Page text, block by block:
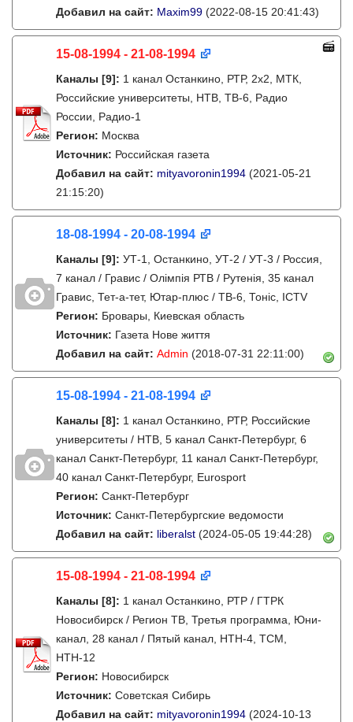
Добавил на сайт: Maxim99 (2022-08-15 20:41:43)
15-08-1994 - 21-08-1994
Каналы [9]: 1 канал Останкино, РТР, 2х2, МТК,
Российские университеты, НТВ, ТВ-6, Радио
России, Радио-1
Регион: Москва
Источник: Российская газета
Добавил на сайт: mityavoronin1994 (2021-05-21
21:15:20)
18-08-1994 - 20-08-1994
Каналы [9]: УТ-1, Останкино, УТ-2 / УТ-3 / Россия,
7 канал / Гравис / Олімпія РТВ / Рутенія, 35 канал
Гравис, Тет-а-тет, Ютар-плюс / ТВ-6, Тонiс, ICTV
Регион: Бровары, Киевская область
Источник: Газета Нове життя
Добавил на сайт: Admin (2018-07-31 22:11:00)
15-08-1994 - 21-08-1994
Каналы [8]: 1 канал Останкино, РТР, Российские
университеты / НТВ, 5 канал Санкт-Петербург, 6
канал Санкт-Петербург, 11 канал Санкт-Петербург,
40 канал Санкт-Петербург, Eurosport
Регион: Санкт-Петербург
Источник: Санкт-Петербургские ведомости
Добавил на сайт: liberalst (2024-05-05 19:44:28)
15-08-1994 - 21-08-1994
Каналы [8]: 1 канал Останкино, РТР / ГТРК
Новосибирск / Регион ТВ, Третья программа, Юни-
канал, 28 канал / Пятый канал, НТН-4, ТСМ,
НТН-12
Регион: Новосибирск
Источник: Советская Сибирь
Добавил на сайт: mityavoronin1994 (2024-10-13